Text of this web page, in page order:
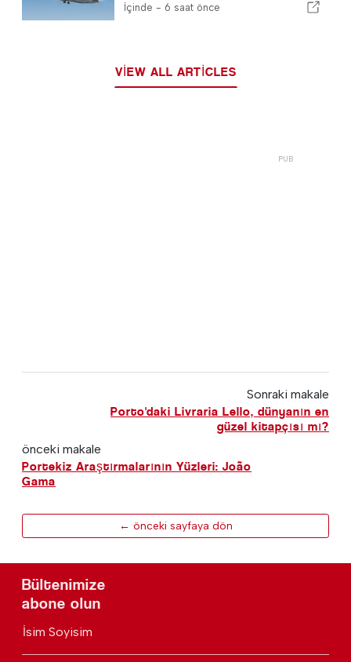
İçinde - 6 saat önce
VIEW ALL ARTICLES
Sonraki makale
Porto'daki Livraria Lello, dünyanın en
güzel kitapçısı mı?
önceki makale
Portekiz Araştırmalarının Yüzleri: João
Gama
← önceki sayfaya dön
Bültenimize
abone olun
İsim Soyisim